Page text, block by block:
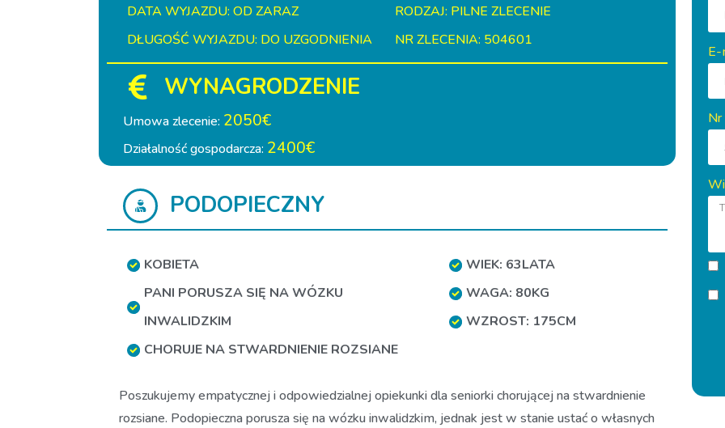
DATA WYJAZDU: OD ZARAZ
RODZAJ: PILNE ZLECENIE
DŁUGOŚĆ WYJAZDU: DO UZGODNIENIA
NR ZLECENIA: 504601
WYNAGRODZENIE
Umowa zlecenie: 2050€
Działalność gospodarcza: 2400€
PODOPIECZNY
KOBIETA
PANI PORUSZA SIĘ NA WÓZKU
INWALIDZKIM
CHORUJE NA STWARDNIENIE ROZSIANE
WIEK: 63LATA
WAGA: 80KG
WZROST: 175CM
Poszukujemy empatycznej i odpowiedzialnej opiekunki dla seniorki chorującej na stwardnienie
rozsiane. Podopieczna porusza się na wózku inwalidzkim, jednak jest w stanie ustać o własnych